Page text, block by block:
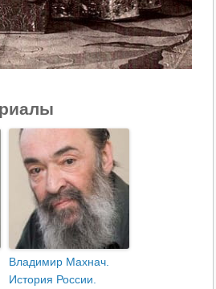
Владимир Махнач.
История России.